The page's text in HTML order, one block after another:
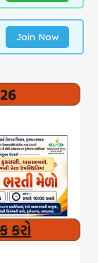
Join Now